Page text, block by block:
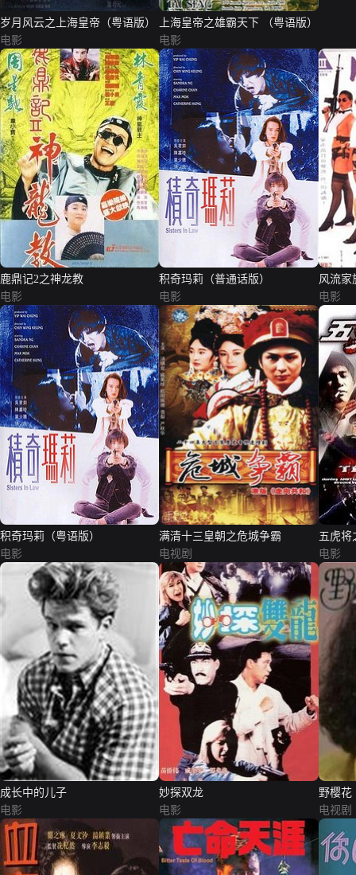
岁月风云之上海皇帝（粤语版）
电影
上海皇帝之雄霸天下 （粤语版）
电影
鹿鼎记2之神龙教
电影
积奇玛莉（普通话版）
电影
风流家
电影
积奇玛莉（粤语版）
电影
满清十三皇朝之危城争霸
电视剧
五虎将
电影
成长中的儿子
电影
妙探双龙
电影
野樱花
电视剧